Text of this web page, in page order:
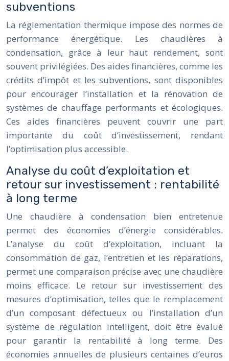
subventions
La réglementation thermique impose des normes de
performance énergétique. Les chaudières à
condensation, grâce à leur haut rendement, sont
souvent privilégiées. Des aides financières, comme les
crédits d’impôt et les subventions, sont disponibles
pour encourager l’installation et la rénovation de
systèmes de chauffage performants et écologiques.
Ces aides financières peuvent couvrir une part
importante du coût d’investissement, rendant
l’optimisation plus accessible.
Analyse du coût d’exploitation et
retour sur investissement : rentabilité
à long terme
Une chaudière à condensation bien entretenue
permet des économies d’énergie considérables.
L’analyse du coût d’exploitation, incluant la
consommation de gaz, l’entretien et les réparations,
permet une comparaison précise avec une chaudière
moins efficace. Le retour sur investissement des
mesures d’optimisation, telles que le remplacement
d’un composant défectueux ou l’installation d’un
système de régulation intelligent, doit être évalué
pour garantir la rentabilité à long terme. Des
économies annuelles de plusieurs centaines d’euros